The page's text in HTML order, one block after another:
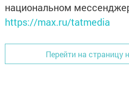
национальном
https://max.ru/tatmedia
Перейти на страницу